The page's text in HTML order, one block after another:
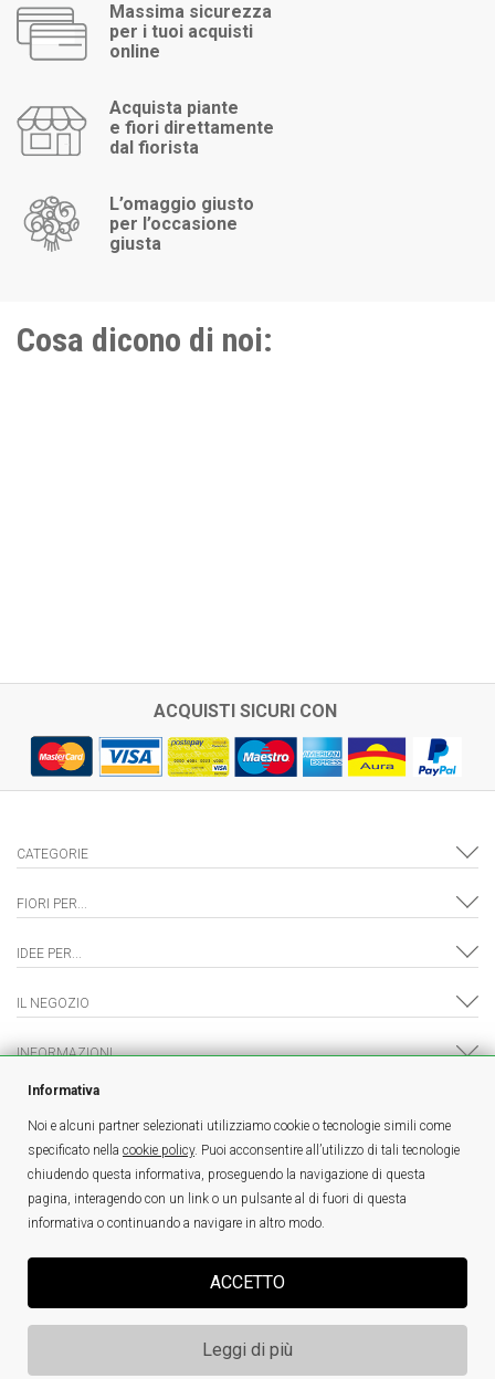
Massima sicurezza
per i tuoi acquisti
online
Acquista piante
e fiori direttamente
dal fiorista
L’omaggio giusto
per l’occasione
giusta
Cosa dicono di noi:
ACQUISTI SICURI CON
CATEGORIE
FIORI PER...
IDEE PER...
IL NEGOZIO
INFORMAZIONI
è un marchio FlowerKing Srl
- © Tutti i diritti riservati - P.IVA 01328390321 |
Sei un fiorista e sei interessato a vendere online?
Clicca qui!
FioriaCasalecchiodiReno.it - Fiorista Donatella snc - PI:02742171206
Informativa
Noi e alcuni partner selezionati utilizziamo cookie o tecnologie simili come
specificato nella cookie policy. Puoi acconsentire all’utilizzo di tali tecnologie
chiudendo questa informativa, proseguendo la navigazione di questa
pagina, interagendo con un link o un pulsante al di fuori di questa
informativa o continuando a navigare in altro modo.
ACCETTO
Leggi di più